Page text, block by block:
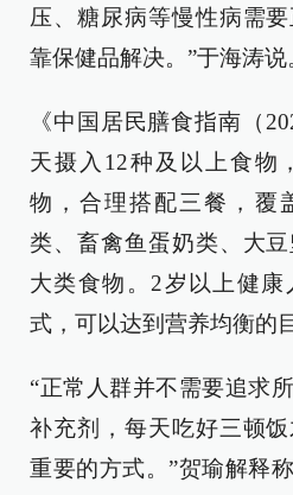
压、糖尿病等慢性病需
靠保健品解决。”于海涛说
《中国居民膳食指南（
天摄入12种及以上食物
物，合理搭配三餐，覆
类、畜禽鱼蛋奶类、大
大类食物。2岁以上健
式，可以达到营养均衡的
“正常人群并不需要追求
补充剂，每天吃好三顿
重要的方式。”贺瑜解释